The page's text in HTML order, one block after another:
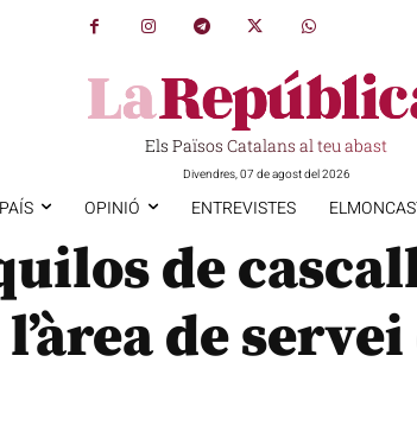
Els Països Catalans al teu abast
Divendres, 07 de agost del 2026
OPINIÓ ENTREVISTES
de
de